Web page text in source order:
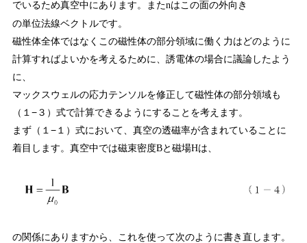
でいるため真空中にあります。またnはこの面の外向き
の単位法線ベクトルです。
磁性体全体ではなくこの磁性体の部分領域に働く力はどのように
計算すればよいかを考えるために、誘電体の場合に議論したよう
に、
マックスウェルの応力テンソルを修正して磁性体の部分領域も
（１−３）式で計算できるようにすることを考えます。
まず（１−１）式において、真空の透磁率が含まれていることに
着目します。真空中では磁束密度Bと磁場Hは、
の関係にありますから、これを使って次のように書き直します。